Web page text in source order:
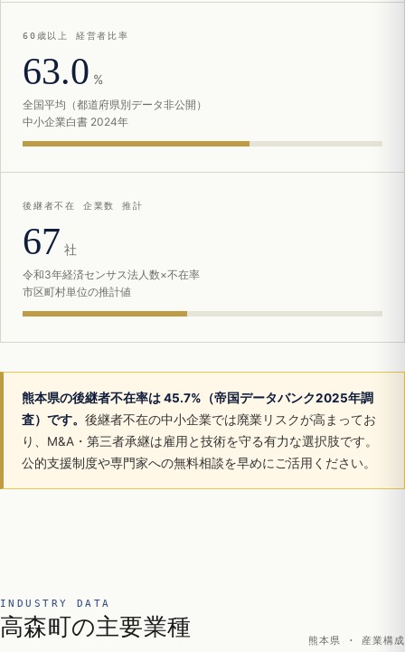
60歳以上 経営者比率
63.0 %
全国平均（都道府県別データ非公開）
中小企業白書 2024年
後継者不在 企業数 推計
67 社
令和3年経済センサス法人数×不在率
市区町村単位の推計値
熊本県の後継者不在率は 45.7%（帝国データバンク2025年調
査）です。 後継者不在の中小企業では廃業リスクが高まってお
り、M&A・第三者承継は雇用と技術を守る有力な選択肢です。
公的支援制度や専門家への無料相談を早めにご活用ください。
INDUSTRY DATA
高森町の主要業種
熊本県 · 産業構成